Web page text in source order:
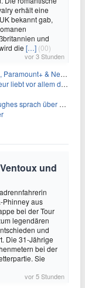
erhält eine
bekannt gab,
und
die […] (00)
vor 3 Stunden
Netflix für 19,99€/Monat
'Banalität' in seinen Filmen
von 'The Breakfast Club'
und
Phinney aus
bei der Tour
legendären
und
Die 31-Jährige
bei der
Sie
vor 5 Stunden